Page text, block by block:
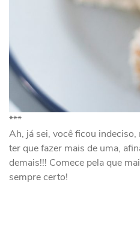
***
Ah, já sei, você ficou indeciso,
ter que fazer mais de uma,
demais!!! Comece pela que
sempre certo!